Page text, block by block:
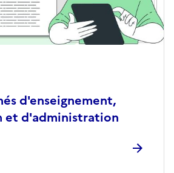
d'enseignement,
et d'administration